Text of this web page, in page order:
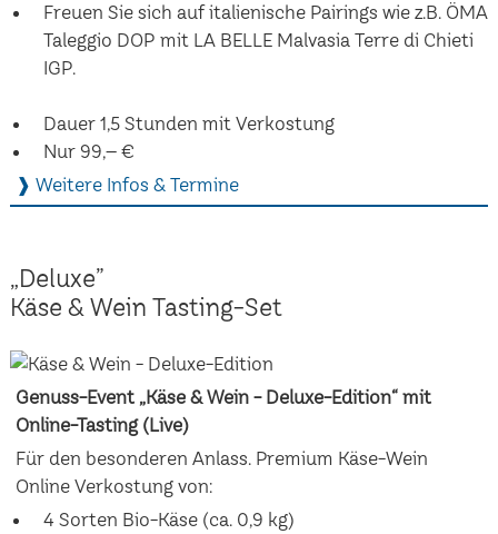
Freuen Sie sich auf italienische Pairings wie z.B. ÖMA
Taleggio DOP mit LA BELLE Malvasia Terre di Chieti
IGP.
Dauer 1,5 Stunden mit Verkostung
Nur 99,– €
❱ Weitere Infos & Termine
„Deluxe”
Käse & Wein Tasting-Set
Genuss-Event „Käse & Wein - Deluxe-Edition“ mit
Online-Tasting (Live)
Für den besonderen Anlass. Premium Käse-Wein
Online Verkostung von:
4 Sorten Bio-Käse (ca. 0,9 kg)